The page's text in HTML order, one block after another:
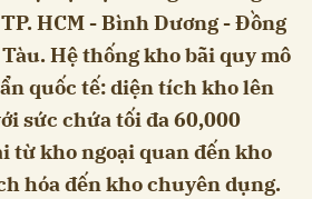
HCM - Bình Dương - Đồng
Hệ thống kho bãi quy mô
quốc tế: diện tích kho lên
sức chứa tối đa 60,000
từ kho ngoại quan đến kho
hóa đến kho chuyên dụng.